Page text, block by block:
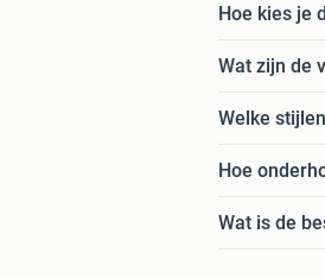
Hoe kies je
Wat zijn de
Welke
Hoe
Wat is de